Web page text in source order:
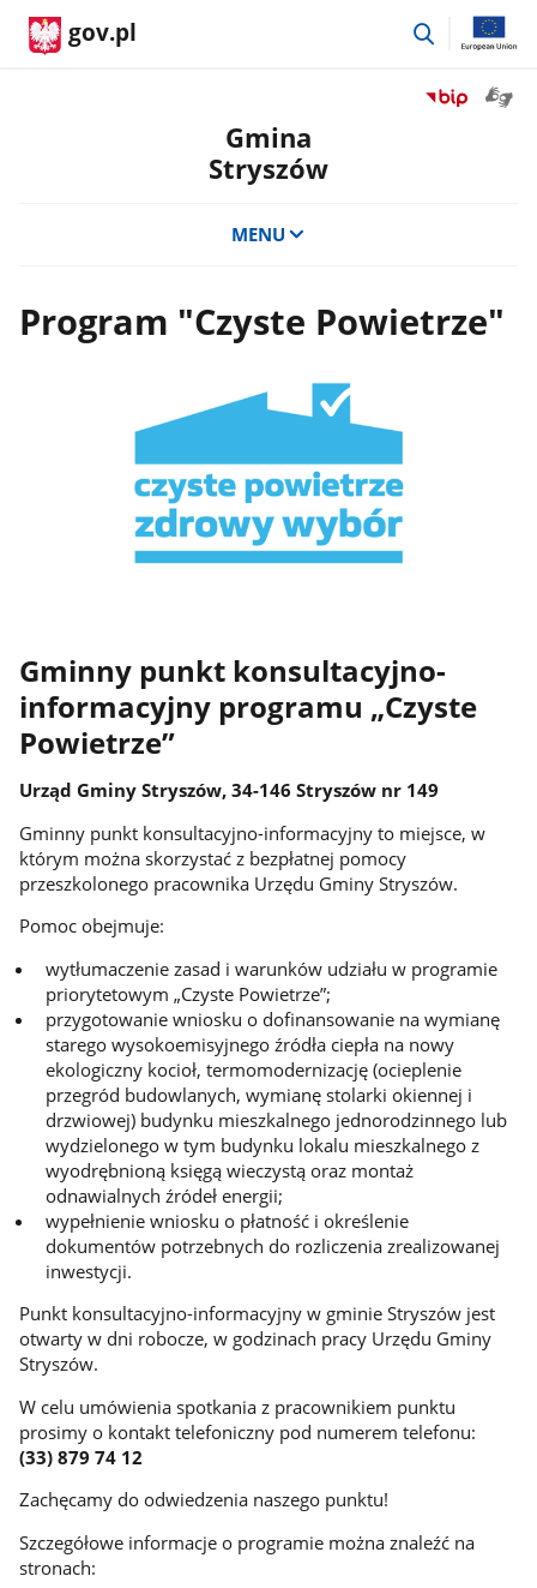
gov.pl
przejdź
Przejdź
Gmina
Stryszów
MENU
Program "Czyste Powietrze"
Gminny punkt konsultacyjno-
informacyjny programu „Czyste
Powietrze”
Urząd Gminy Stryszów, 34-146 Stryszów nr 149
Gminny punkt konsultacyjno-informacyjny to miejsce, w
którym można skorzystać z bezpłatnej pomocy
przeszkolonego pracownika Urzędu Gminy Stryszów.
Pomoc obejmuje:
wytłumaczenie zasad i warunków udziału w programie
priorytetowym „Czyste Powietrze”;
przygotowanie wniosku o dofinansowanie na wymianę
starego wysokoemisyjnego źródła ciepła na nowy
ekologiczny kocioł, termomodernizację (ocieplenie
przegród budowlanych, wymianę stolarki okiennej i
drzwiowej) budynku mieszkalnego jednorodzinnego lub
wydzielonego w tym budynku lokalu mieszkalnego z
wyodrębnioną księgą wieczystą oraz montaż
odnawialnych źródeł energii;
wypełnienie wniosku o płatność i określenie
dokumentów potrzebnych do rozliczenia zrealizowanej
inwestycji.
Punkt konsultacyjno-informacyjny w gminie Stryszów jest
otwarty w dni robocze, w godzinach pracy Urzędu Gminy
Stryszów.
W celu umówienia spotkania z pracownikiem punktu
prosimy o kontakt telefoniczny pod numerem telefonu:
(33) 879 74 12
Zachęcamy do odwiedzenia naszego punktu!
Szczegółowe informacje o programie można znaleźć na
stronach: